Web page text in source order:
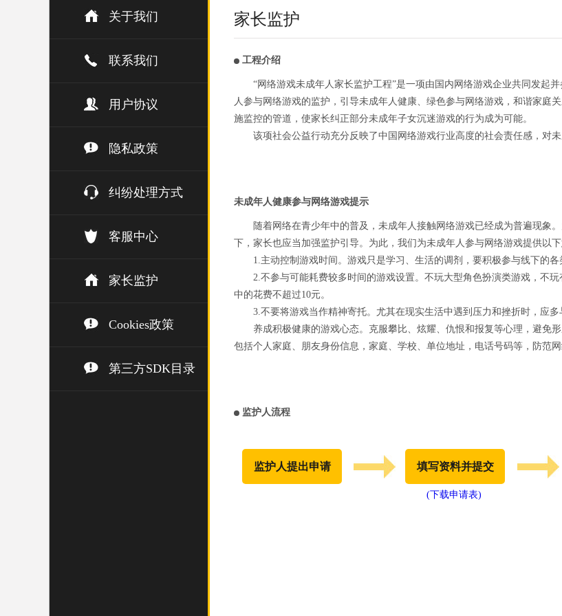
关于我们
联系我们
用户协议
隐私政策
纠纷处理方式
客服中心
家长监护
Cookies政策
第三方SDK目录
家长监护
工程介绍
“网络游戏未成年人家长监护工程”是一项由国内网络游戏企业共同发起
人参与网络游戏的监护，引导未成年人健康、绿色参与网络游戏，和谐家庭
施监控的管道，使家长纠正部分未成年子女沉迷游戏的行为成为可能。
该项社会公益行动充分反映了中国网络游戏行业高度的社会责任感，对
未成年人健康参与网络游戏提示
随着网络在青少年中的普及，未成年人接触网络游戏已经成为普遍现象
下，家长也应当加强监护引导。为此，我们为未成年人参与网络游戏提供以下
1.主动控制游戏时间。游戏只是学习、生活的调剂，要积极参与线下的
2.不参与可能耗费较多时间的游戏设置。不玩大型角色扮演类游戏，不
中的花费不超过10元。
3.不要将游戏当作精神寄托。尤其在现实生活中遇到压力和挫折时，应
养成积极健康的游戏心态。克服攀比、炫耀、仇恨和报复等心理，避免
包括个人家庭、朋友身份信息，家庭、学校、单位地址，电话号码等，防范网
监护人流程
监护人提出申请 填写资料并提交
(下载申请表)